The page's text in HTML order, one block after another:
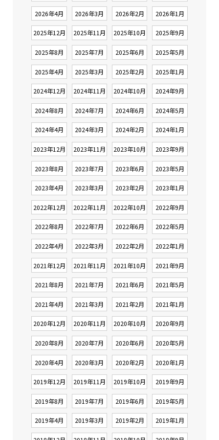
2026年4月 2026年3月 2026年2月 2026年1月
2025年12月 2025年11月 2025年10月 2025年9月
2025年8月 2025年7月 2025年6月 2025年5月
2025年4月 2025年3月 2025年2月 2025年1月
2024年12月 2024年11月 2024年10月 2024年9月
2024年8月 2024年7月 2024年6月 2024年5月
2024年4月 2024年3月 2024年2月 2024年1月
2023年12月 2023年11月 2023年10月 2023年9月
2023年8月 2023年7月 2023年6月 2023年5月
2023年4月 2023年3月 2023年2月 2023年1月
2022年12月 2022年11月 2022年10月 2022年9月
2022年8月 2022年7月 2022年6月 2022年5月
2022年4月 2022年3月 2022年2月 2022年1月
2021年12月 2021年11月 2021年10月 2021年9月
2021年8月 2021年7月 2021年6月 2021年5月
2021年4月 2021年3月 2021年2月 2021年1月
2020年12月 2020年11月 2020年10月 2020年9月
2020年8月 2020年7月 2020年6月 2020年5月
2020年4月 2020年3月 2020年2月 2020年1月
2019年12月 2019年11月 2019年10月 2019年9月
2019年8月 2019年7月 2019年6月 2019年5月
2019年4月 2019年3月 2019年2月 2019年1月